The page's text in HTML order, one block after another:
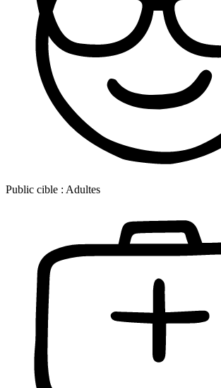
Public cible : Adultes